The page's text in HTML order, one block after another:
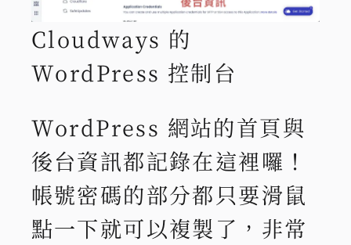
Cloudways 的
WordPress 控制台
WordPress 網站的首頁與
後台資訊都記錄在這裡囉！
帳號密碼的部分都只要滑鼠
點一下就可以複製了，非常